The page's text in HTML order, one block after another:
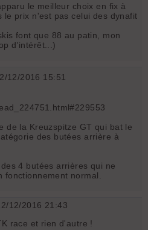
le meilleur choix en fix à
le prix n'est pas celui des dynafit
font que 88 au patin, mon
d'intérêt...)
12/2016 15:51
de la Kreuzspitze GT qui bat le
des butées arrière à
4 butées arrières qui ne
normal.
12/2016 21:43
race et rien d'autre !